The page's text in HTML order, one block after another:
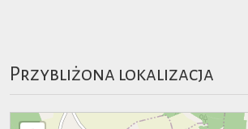
Przybliżona lokalizacja